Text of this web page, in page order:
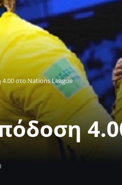
στο Nations League